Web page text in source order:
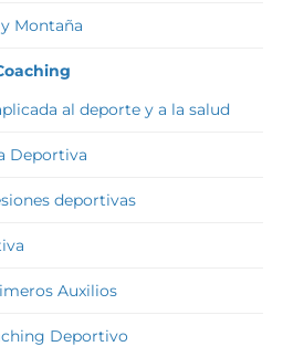
Montaña
al deporte y a la salud
Deportiva
deportivas
Auxilios
Deportivo